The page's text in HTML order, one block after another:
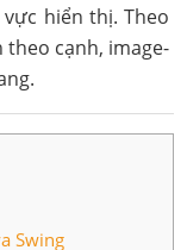
hiển thị. Theo
cạnh, image-
Swing